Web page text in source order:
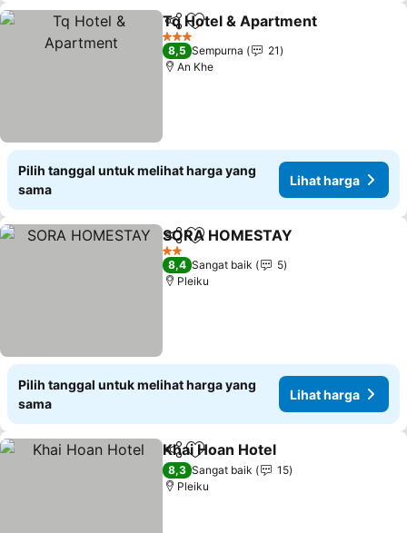
BagikanTambahkan ke favorit
Tq Hotel & Apartment
3 Bintang
8,5 Sempurna
21
An Khe
Pilih tanggal untuk melihat harga yang
sama
Lihat harga
BagikanTambahkan ke favorit
SORA HOMESTAY
2 Bintang
8,4 Sangat baik
5
Pleiku
Pilih tanggal untuk melihat harga yang
sama
Lihat harga
BagikanTambahkan ke favorit
Khai Hoan Hotel
8,3 Sangat baik
15
Pleiku